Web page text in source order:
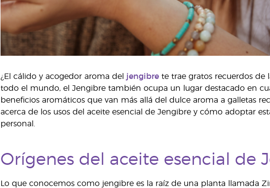
¿El cálido y acogedor aroma del jengibrete trae gratos recuerdos de
todo el mundo, el Jengibre también ocupa un lugar destacado en
beneficios aromáticos que van más allá del dulce aroma a galletas
acerca de los usos del aceite esencial de Jengibre y cómo adoptar
personal.
Orígenes del aceite esencial de
Lo que conocemos como jengibre es la raíz de una planta llamada